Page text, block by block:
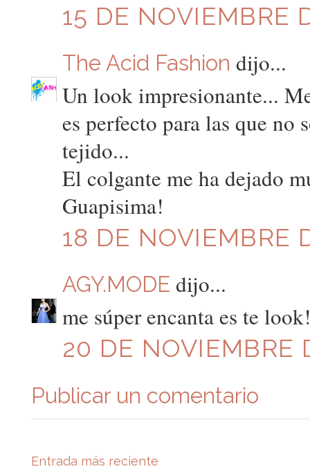
15 DE NOVIEMBRE
The Acid Fashion dijo...
Un look impresionante...
es perfecto para las que no
tejido...
El colgante me ha dejado
Guapisima!
18 DE NOVIEMBRE
AGY.MODE dijo...
me súper encanta es te
20 DE NOVIEMBRE
Publicar un comentario
Entrada más reciente